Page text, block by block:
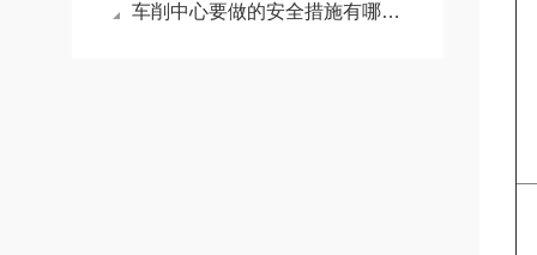
车削中心要做的安全措施有哪些？